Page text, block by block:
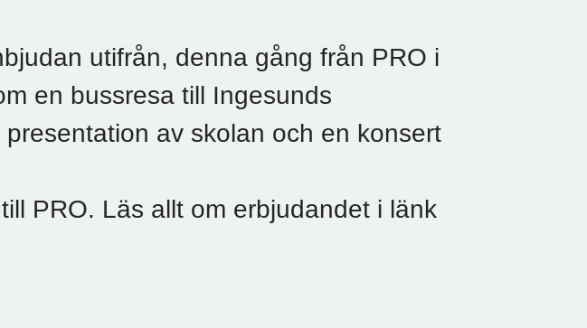
utifrån, denna gång från PRO i
en bussresa till Ingesunds
av skolan och en konsert
PRO. Läs allt om erbjudandet i länk